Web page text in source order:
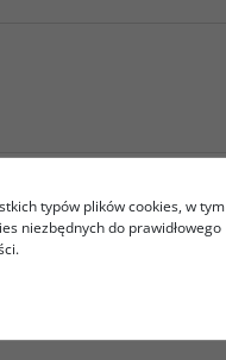
typów plików cookies, w tym
niezbędnych do prawidłowego